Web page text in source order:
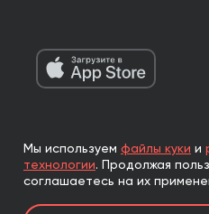
2026, ООО «Альпина
Все права защищены
Книги реализуются ООО
Мы используем файлы куки и
технологии. Продолжая
соглашаетесь на их